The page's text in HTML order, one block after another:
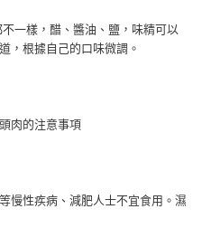
一樣，醋、醬油、鹽，味精可以
，根據自己的口味微調。
肉的注意事項
慢性疾病、減肥人士不宜食用。濕